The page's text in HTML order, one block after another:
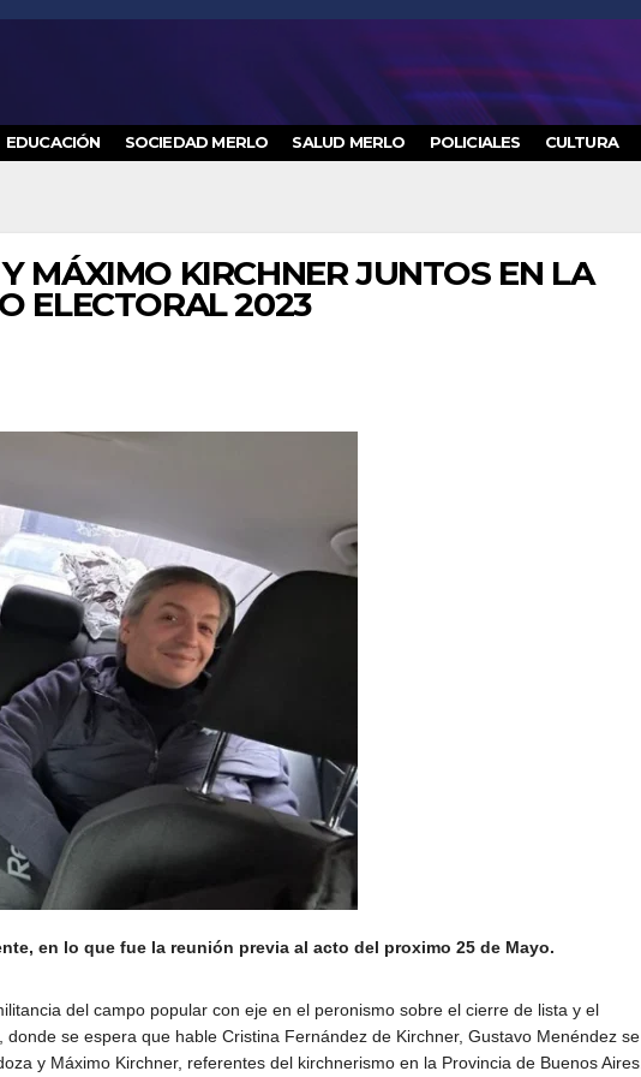
EDUCACIÓN SOCIEDAD MERLO SALUD MERLO POLICIALES CULTURA
MÁXIMO KIRCHNER JUNTOS EN LA
ELECTORAL 2023
en lo que fue la reunión previa al acto del proximo 25 de Mayo.
del campo popular con eje en el peronismo sobre el cierre de lista y el
se espera que hable Cristina Fernández de Kirchner, Gustavo Menéndez se
y Máximo Kirchner, referentes del kirchnerismo en la Provincia de Buenos Aires.